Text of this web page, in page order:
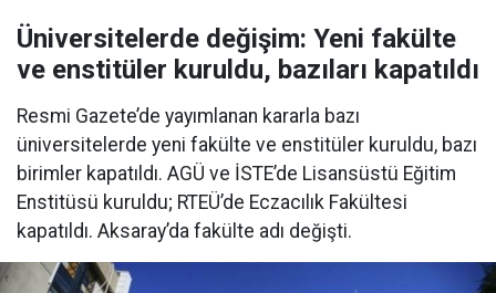
Üniversitelerde değişim: Yeni fakülte
ve enstitüler kuruldu, bazıları kapatıldı
Resmi Gazete’de yayımlanan kararla bazı
üniversitelerde yeni fakülte ve enstitüler kuruldu, bazı
birimler kapatıldı. AGÜ ve İSTE’de Lisansüstü Eğitim
Enstitüsü kuruldu; RTEÜ’de Eczacılık Fakültesi
kapatıldı. Aksaray’da fakülte adı değişti.